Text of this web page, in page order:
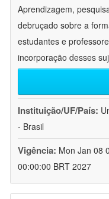
Aprendizagem,
debruçado sobre a
estudantes e
incorporação desses
Instituição/UF/País:
- Brasil
Vigência: Mon Jan 08
00:00:00 BRT 2027